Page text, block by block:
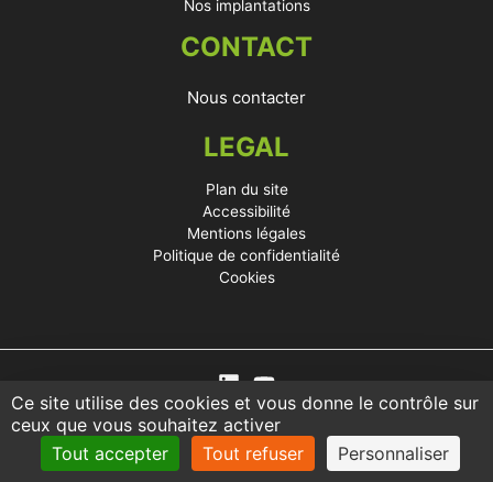
Ce site utilise des cookies et vous donne le contrôle sur
ceux que vous souhaitez activer
Tout accepter
Tout refuser Personnaliser
Nos implantations
CONTACT
Nous contacter
LEGAL
Plan du site
Accessibilité
Mentions légales
Politique de confidentialité
Cookies